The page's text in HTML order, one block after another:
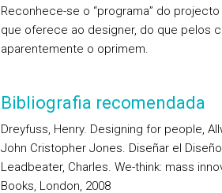
Reconhece-se o “programa” do
que oferece ao designer, do que pelos
aparentemente o oprimem.
Bibliografia recomendada
Dreyfuss, Henry. Designing for people,
John Cristopher Jones. Diseñar el
Leadbeater, Charles. We-think: mass
Books, London, 2008